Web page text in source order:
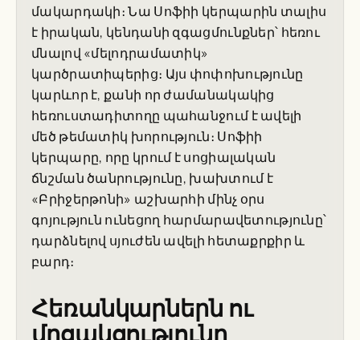
մակարդակի։ Նա Սոֆիի կերպարին տալիս
է իրական, կենդանի զգացմունքներ՝ հեռու
մնալով «մելոդրամատիկ»
կարծրատիպերից։ Այս փոփոխությունը
կարևոր է, քանի որ ժամանակակից
հեռուստադիտողը պահանջում է ավելի
մեծ թեմատիկ խորություն։ Սոֆիի
կերպարը, որը կրում է սոցիալական
ճնշման ծանրությունը, խախտում է
«Բրիջերթոնի» աշխարհի մինչ օրս
գոյություն ունեցող հարմարավետությունը՝
դարձնելով սյուժեն ավելի հետաքրքիր և
բարդ։
Հեռանկարներն ու
մրցակցությունը